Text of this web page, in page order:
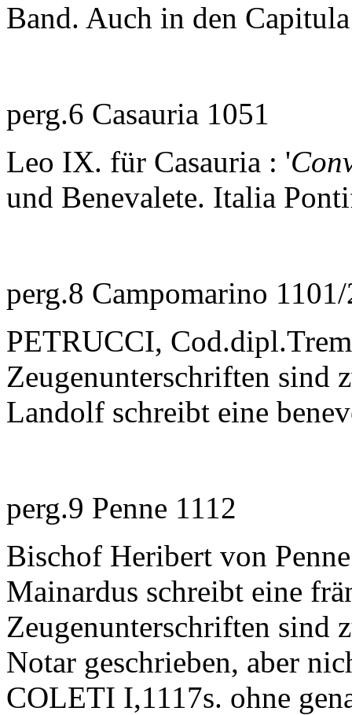
Band. Auch in den
perg.6 Casauria 1051
Leo IX. für Casauria : '
und Benevalete. Italia
perg.8 Campomarino
PETRUCCI,
Zeugenunterschriften sind
Landolf schreibt eine
perg.9 Penne 1112
Bischof Heribert von
Mainardus schreibt eine
Zeugenunterschriften sind
Notar geschrieben, aber
COLETI I,1117s. ohne